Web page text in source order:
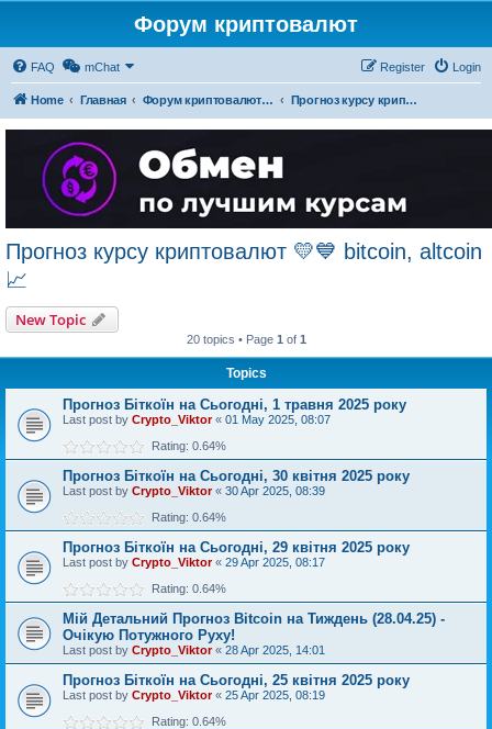
Форум криптовалют
FAQ mChat Login
Register
Home Главная Форум криптовалют українською Прогноз курсу криптовалют 💛💙 bitcoin, altcoin 📈
Прогноз курсу криптовалют 💛💙 bitcoin, altcoin
📈
New Topic
20 topics • Page 1 of 1
Topics
Прогноз Біткоїн на Сьогодні, 1 травня 2025 року
Last post by Crypto_Viktor« 01 May 2025, 08:07
Rating: 0.64%
Прогноз Біткоїн на Сьогодні, 30 квітня 2025 року
Last post by Crypto_Viktor« 30 Apr 2025, 08:39
Rating: 0.64%
Прогноз Біткоїн на Сьогодні, 29 квітня 2025 року
Last post by Crypto_Viktor« 29 Apr 2025, 08:17
Rating: 0.64%
Мій Детальний Прогноз Bitcoin на Тиждень (28.04.25) -
Очікую Потужного Руху!
Last post by Crypto_Viktor« 28 Apr 2025, 14:01
Прогноз Біткоїн на Сьогодні, 25 квітня 2025 року
Last post by Crypto_Viktor« 25 Apr 2025, 08:19
Rating: 0.64%